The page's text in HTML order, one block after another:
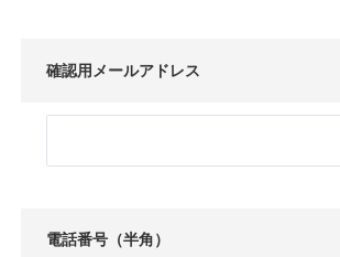
確認用メールアドレス
電話番号（半角）